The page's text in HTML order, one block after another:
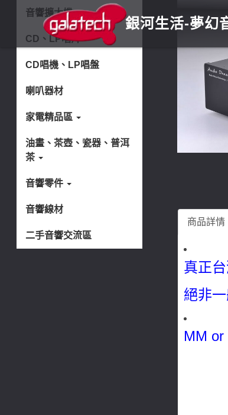
銀河生活-夢幻
音響擴大機
CD、LP唱片
CD唱機、LP唱盤
喇叭器材
家電精品區
油畫、茶壺、瓷器、普洱
茶
音響零件
音響線材
二手音響交流區
商品詳情
真正
絕非
MM